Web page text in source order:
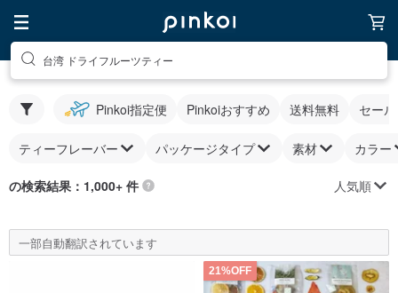
台湾 ドライフルーツティー
Pinkoi指定便 Pinkoiおすすめ 送料無料 セー
ティーフレーバー パッケージタイプ 素材 カラー
の検索結果：1,000+ 件 人気順
一部自動翻訳されています
21%OFF